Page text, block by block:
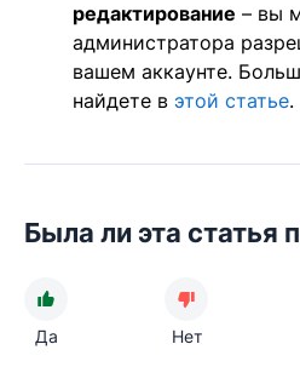
редактирование – вы
администратора
вашем аккаунте.
найдете в этой статье.
Была ли эта статья
Да Нет